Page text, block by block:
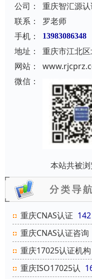
公司：
重庆智汇源
联系：
罗老师
手机：
13983086348
地址：
重庆市江北
网站：
微信：
本站共被
重庆CNAS认证 142
重庆CNAS认证咨询
重庆17025认证机构
重庆ISO17025认